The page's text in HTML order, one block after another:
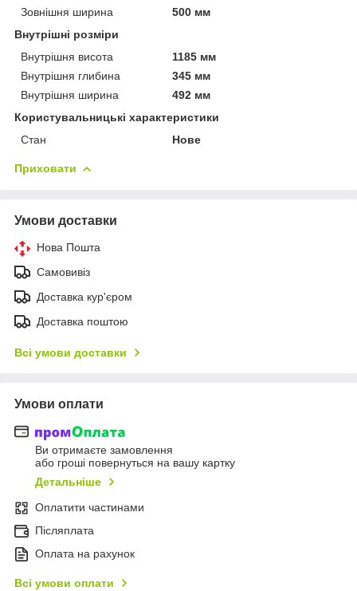
Зовнішня ширина
500 мм
Внутрішні розміри
Внутрішня висота
1185 мм
Внутрішня глибина
345 мм
Внутрішня ширина
492 мм
Користувальницькі характеристики
Стан
Нове
Приховати
Умови доставки
Нова Пошта
Самовивіз
Доставка кур'єром
Доставка поштою
Всі умови доставки
Умови оплати
Ви отримаєте замовлення
або гроші повернуться на вашу картку
Детальніше
Оплатити частинами
Післяплата
Оплата на рахунок
Всі умови оплати